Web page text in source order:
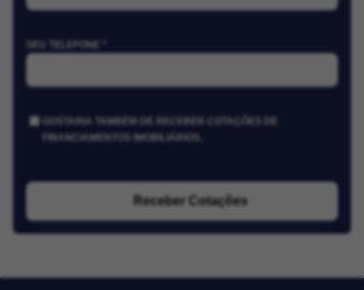
SEU TELEFONE *
GOSTARIA TAMBÉM DE RECEBER COTAÇÕES DE
FINANCIAMENTOS IMOBILIÁRIOS.
Receber Cotações